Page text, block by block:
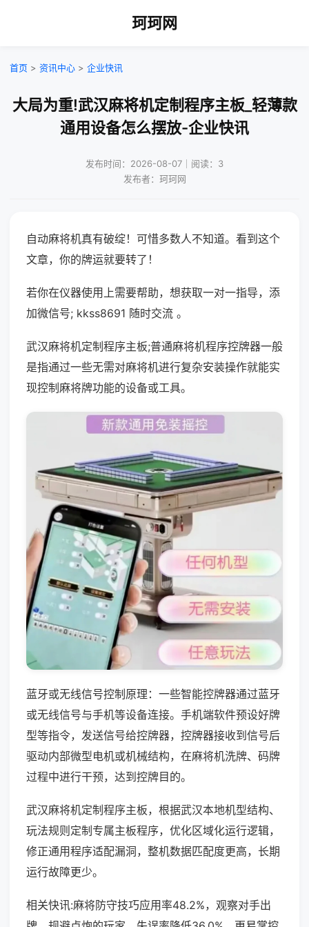
珂珂网
首页 > 资讯中心 > 企业快讯
大局为重!武汉麻将机定制程序主板_轻薄款
通用设备怎么摆放-企业快讯
发布时间：2026-08-07｜阅读：3
发布者：珂珂网
自动麻将机真有破绽！可惜多数人不知道。看到这个
文章，你的牌运就要转了！
若你在仪器使用上需要帮助，想获取一对一指导，添
加微信号; kkss8691 随时交流 。
武汉麻将机定制程序主板;普通麻将机程序控牌器一般
是指通过一些无需对麻将机进行复杂安装操作就能实
现控制麻将牌功能的设备或工具。
蓝牙或无线信号控制原理：一些智能控牌器通过蓝牙
或无线信号与手机等设备连接。手机端软件预设好牌
型等指令，发送信号给控牌器，控牌器接收到信号后
驱动内部微型电机或机械结构，在麻将机洗牌、码牌
过程中进行干预，达到控牌目的。
武汉麻将机定制程序主板，根据武汉本地机型结构、
玩法规则定制专属主板程序，优化区域化运行逻辑，
修正通用程序适配漏洞，整机数据匹配度更高，长期
运行故障更少。
相关快讯:麻将防守技巧应用率48.2%，观察对手出